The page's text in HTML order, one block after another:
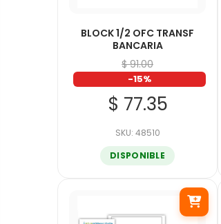
BLOCK 1/2 OFC TRANSF
BANCARIA
$ 91.00
-15%
$ 77.35
SKU: 48510
DISPONIBLE